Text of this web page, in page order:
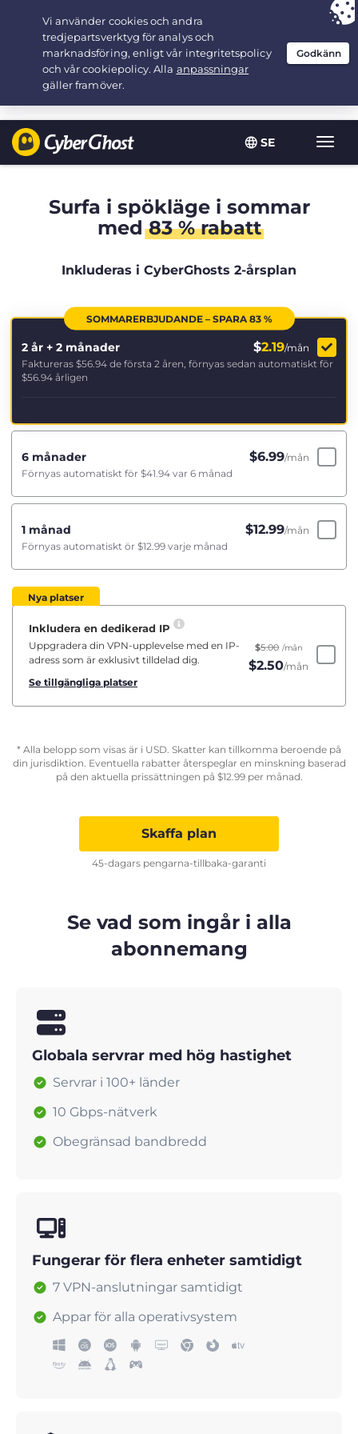
SE
Växla
Your choice:The Best Dealfor 2.1666666666667-years at $
/month
Surfa i spökläge i sommar
med83 % rabatt
Inkluderas i CyberGhosts 2-årsplan
SOMMARERBJUDANDE – SPARA 83 %
2 år + 2 månader $2.19/mån
Faktureras $56.94 de första 2 åren, förnyas sedan automatiskt för
$56.94 årligen
6 månader $6.99/mån
Förnyas automatiskt för $41.94 var 6 månad
1 månad $12.99/mån
Förnyas automatiskt ör $12.99 varje månad
Nya platser
Inkludera en dedikerad IP
Uppgradera din VPN-upplevelse med en IP-
adress som är exklusivt tilldelad dig.
Se tillgängliga platser
$5.00 /mån
$2.50/mån
* Alla belopp som visas är i USD. Skatter kan tillkomma beroende på
din jurisdiktion. Eventuella rabatter återspeglar en minskning baserad
på den aktuella prissättningen på $12.99per månad.
Skaffa plan
45-dagars pengarna-tillbaka-garanti
Se vad som ingår i alla
abonnemang
Globala servrar med hög hastighet
Servrar i 100+ länder
10 Gbps-nätverk
Obegränsad bandbredd
Fungerar för flera enheter samtidigt
7 VPN-anslutningar samtidigt
Appar för alla operativsystem